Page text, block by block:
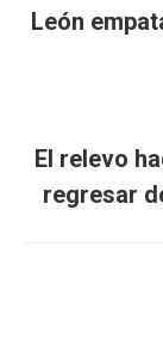
León
El relevo
regresar